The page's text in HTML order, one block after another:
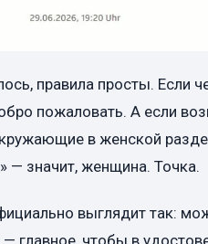
правила просты. Если
пожаловать. А если
в женской
— значит, женщина. Точка.
выглядит так: